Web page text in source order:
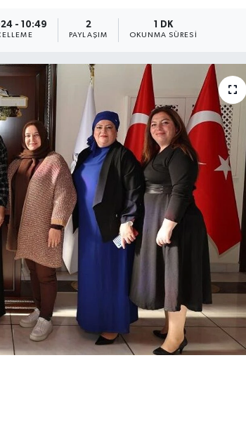
- 10:49 2
PAYLAŞIM
1 DK
OKUNMA SÜRESI